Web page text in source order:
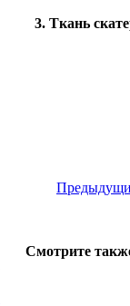
3. Ткань
Смотрите